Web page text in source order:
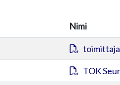
Nimi
TOK